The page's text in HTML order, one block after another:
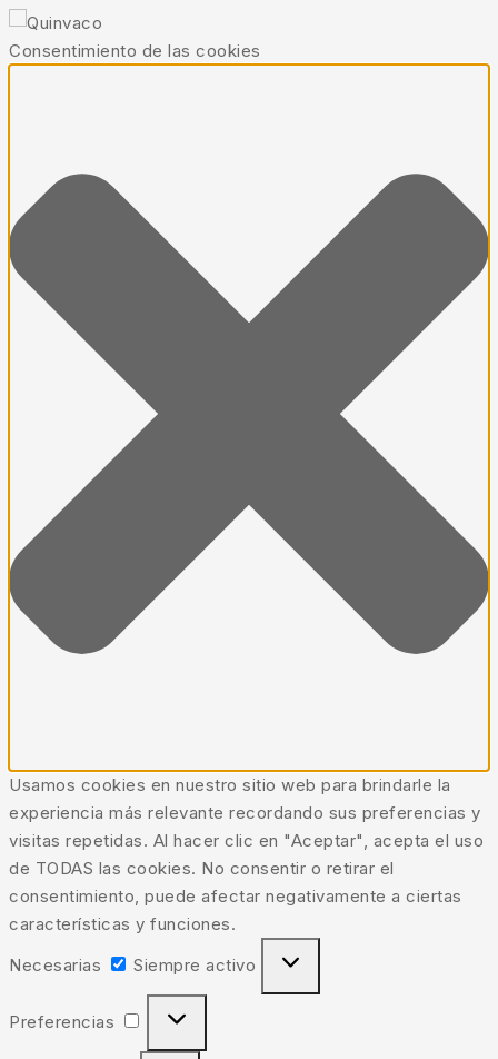
Consentimiento de las cookies
Usamos cookies en nuestro sitio web para brindarle la
experiencia más relevante recordando sus preferencias y
visitas repetidas. Al hacer clic en "Aceptar", acepta el uso
de TODAS las cookies. No consentir o retirar el
consentimiento, puede afectar negativamente a ciertas
características y funciones.
Necesarias
Siempre activo
Preferencias